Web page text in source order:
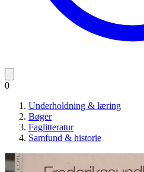
0
Underholdning & læring
Bøger
Faglitteratur
Samfund & historie